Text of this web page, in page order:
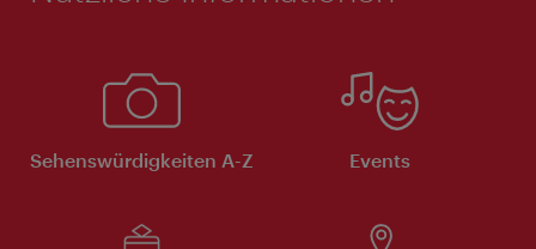
Sehenswürdigkeiten A-Z Events